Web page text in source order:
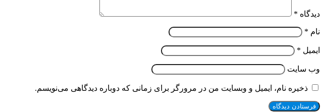
دیدگاه *
نام *
ایمیل *
وب‌ سایت
ذخیره نام، ایمیل و وبسایت من در مرورگر برای زمانی که دوباره دیدگاهی می‌نویسم.